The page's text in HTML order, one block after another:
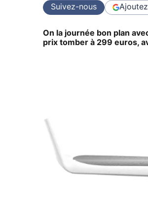
Suivez-nous
On la journée bon plan
prix tomber à 299 euros,